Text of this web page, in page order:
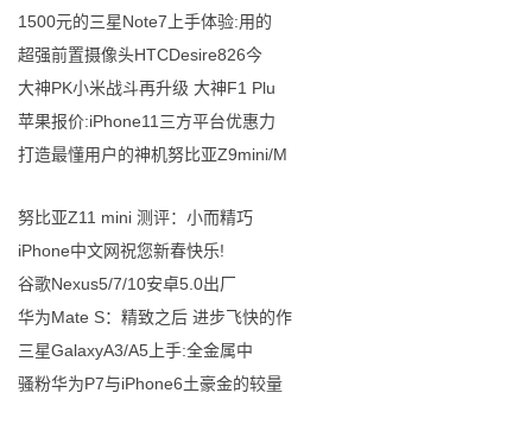
1500元的三星Note7上手体验:用的
超强前置摄像头HTCDesire826今
大神PK小米战斗再升级 大神F1 Plu
苹果报价:iPhone11三方平台优惠力
打造最懂用户的神机努比亚Z9mini/M
努比亚Z11 mini 测评：小而精巧
iPhone中文网祝您新春快乐!
谷歌Nexus5/7/10安卓5.0出厂
华为Mate S：精致之后 进步飞快的作
三星GalaxyA3/A5上手:全金属中
骚粉华为P7与iPhone6土豪金的较量